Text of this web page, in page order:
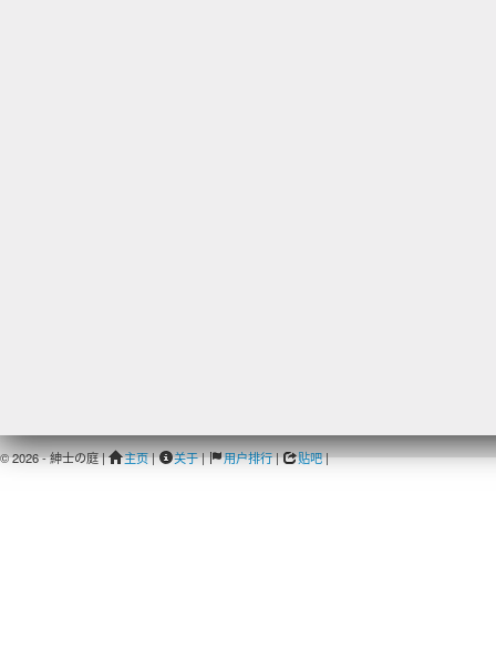
© 2026 - 紳士の庭 | 主页| 关于| 用户排行| 贴吧|